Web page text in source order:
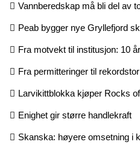
Vannberedskap må bli del av
Peab bygger nye Gryllefjord
Fra motvekt til institusjon: 10
Fra permitteringer til
Larvikittblokka kjøper Rocks
Enighet gir større handlekraft
Skanska: høyere omsetning i